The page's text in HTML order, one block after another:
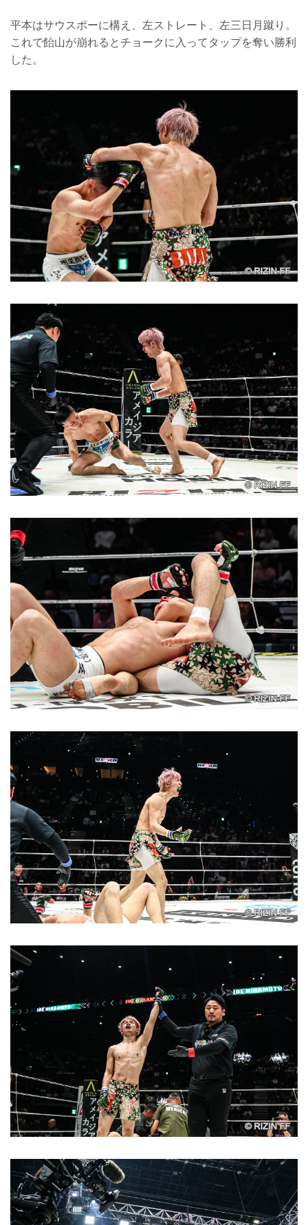
平本はサウスポーに構え、左ストレート、左三日月蹴り。
これで飴山が崩れるとチョークに入ってタップを奪い勝利
した。